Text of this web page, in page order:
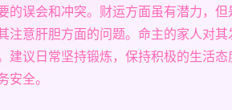
的误会和冲突。财运方面虽有潜力，
注意肝胆方面的问题。命主的家人对
建议日常坚持锻炼，保持积极的生活
安全。